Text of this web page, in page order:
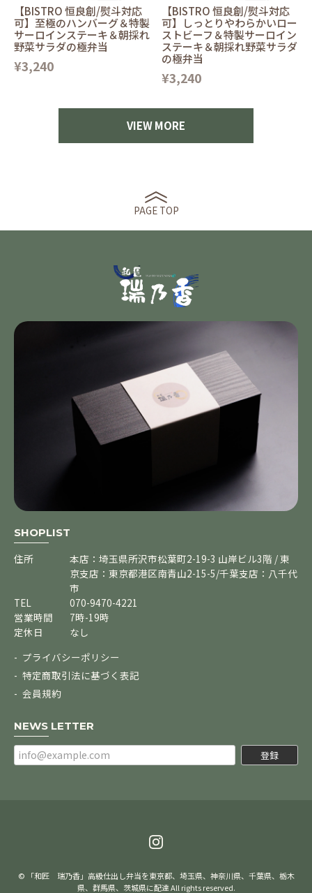
【BISTRO 恒良創/熨斗対応
可】至極のハンバーグ＆特製
サーロインステーキ＆朝採れ
野菜サラダの極弁当
¥3,240
【BISTRO 恒良創/熨斗対応
可】しっとりやわらかいロー
ストビーフ＆特製サーロイン
ステーキ＆朝採れ野菜サラダ
の極弁当
¥3,240
VIEW MORE
PAGE TOP
SHOPLIST
住所
本店：埼玉県所沢市松葉町2-19-3 山岸ビル3階 / 東
京支店：東京都港区南青山2-15-5/千葉支店：八千代
市
TEL
070-9470-4221
営業時間
7時-19時
定休日
なし
プライバシーポリシー
特定商取引法に基づく表記
会員規約
NEWS LETTER
登録
© 「和匠 瑞乃香」高級仕出し弁当を東京都、埼玉県、神奈川県、千葉県、栃木
県、群馬県、茨城県に配達 All rights reserved.